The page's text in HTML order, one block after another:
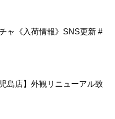
ャ《入荷情報》SNS更新 #
島店】外観リニューアル致